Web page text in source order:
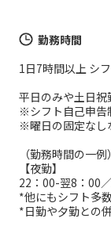
勤務時間
1日7時間以上 シ
平日のみや土日祝
※シフト自己申告
※曜日の固定なし
（勤務時間の一例）
【夜勤】
22：00-翌8：00
*他にもシフト多
*日勤や夕勤との